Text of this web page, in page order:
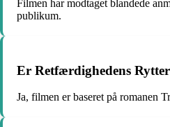
Filmen har modtaget blandede
publikum.
Er Retfærdighedens
Ja, filmen er baseret på romanen